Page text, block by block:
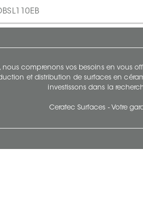
nous comprenons vos besoins en vous
et distribution de surfaces en
investissons dans la
Ceratec Surfaces - Votre